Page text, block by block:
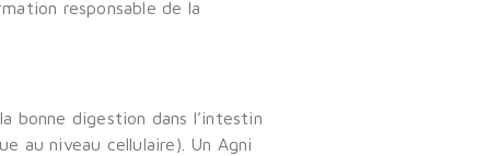
responsable de la
bonne digestion dans l’intestin
au niveau cellulaire). Un Agni